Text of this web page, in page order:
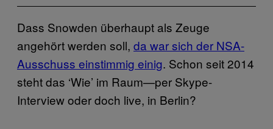
Dass Snowden überhaupt als Zeuge
angehört werden soll, da war sich der NSA-
Ausschuss einstimmig einig. Schon seit 2014
steht das ‘Wie’ im Raum—per Skype-
Interview oder doch live, in Berlin?